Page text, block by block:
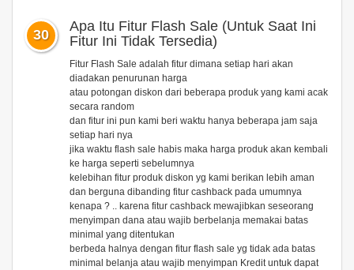
30
Apa Itu Fitur Flash Sale (Untuk Saat Ini
Fitur Ini Tidak Tersedia)
Fitur Flash Sale adalah fitur dimana setiap hari akan
diadakan penurunan harga
atau potongan diskon dari beberapa produk yang kami acak
secara random
dan fitur ini pun kami beri waktu hanya beberapa jam saja
setiap hari nya
jika waktu flash sale habis maka harga produk akan kembali
ke harga seperti sebelumnya
kelebihan fitur produk diskon yg kami berikan lebih aman
dan berguna dibanding fitur cashback pada umumnya
kenapa ? .. karena fitur cashback mewajibkan seseorang
menyimpan dana atau wajib berbelanja memakai batas
minimal yang ditentukan
berbeda halnya dengan fitur flash sale yg tidak ada batas
minimal belanja atau wajib menyimpan Kredit untuk dapat